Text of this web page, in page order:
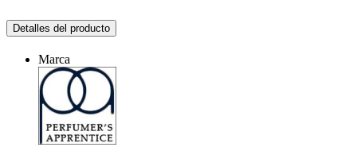
Detalles del producto
Marca